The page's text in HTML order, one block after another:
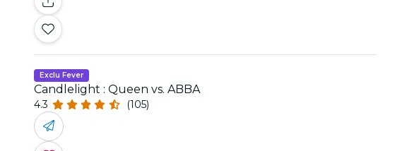
Exclu Fever
Candlelight : Queen vs. ABBA
4.3 (105)